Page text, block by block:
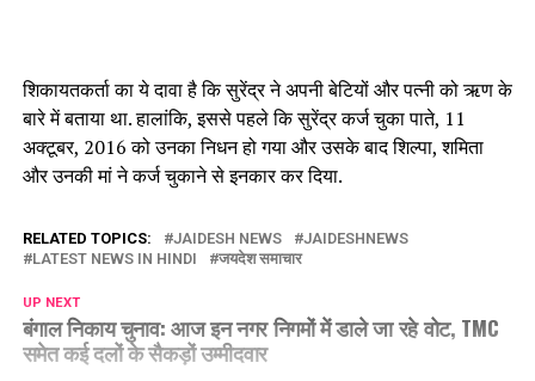
शिकायतकर्ता का ये दावा है कि सुरेंद्र ने अपनी बेटियों और पत्नी को ऋण के
बारे में बताया था. हालांकि, इससे पहले कि सुरेंद्र कर्ज चुका पाते, 11
अक्टूबर, 2016 को उनका निधन हो गया और उसके बाद शिल्पा, शमिता
और उनकी मां ने कर्ज चुकाने से इनकार कर दिया.
RELATED TOPICS: JAIDESH NEWS
JAIDESHNEWS
LATEST NEWS IN HINDI
जयदेश समाचार
UP NEXT
बंगाल निकाय चुनाव: आज इन नगर निगमों में डाले जा रहे वोट, TMC
समेत कई दलों के सैकड़ों उम्मीदवार